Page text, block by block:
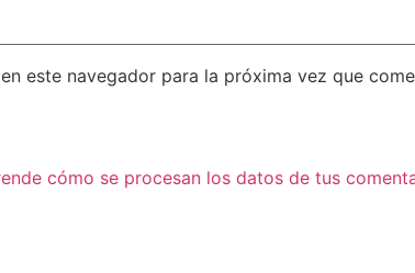
este navegador para la próxima vez que
cómo se procesan los datos de tus